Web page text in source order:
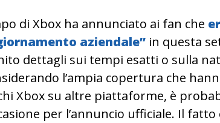
di Xbox ha annunciato ai fan che
aziendale” in questa
dettagli sui tempi esatti o sulla
l’ampia copertura che
Xbox su altre piattaforme, è
per l’annuncio ufficiale. Il